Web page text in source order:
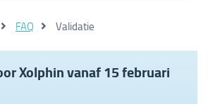
FAQ Validatie
Xolphin vanaf 15 februari